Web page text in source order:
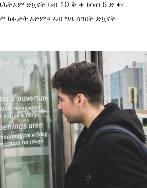
ድኳናት ካብ 10 ቅ.ቀ ክሳብ 6 ድ.ቀ፡
ክፉታት እዮም። ኣብ ግዜ ሰንበት ድኳናት